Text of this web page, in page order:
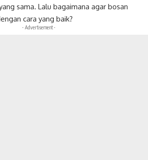
sama. Lalu bagaimana agar bosan
cara yang baik?
- Advertisement -